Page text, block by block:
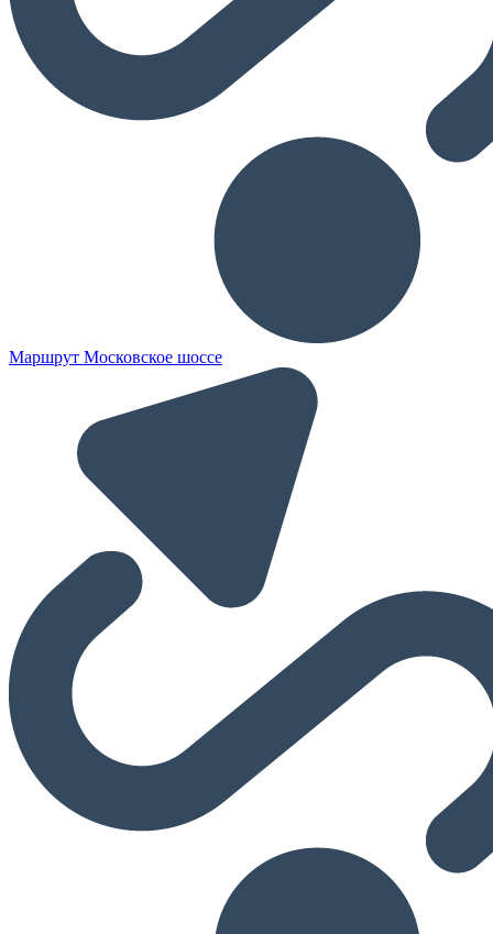
Маршрут Московское шоссе